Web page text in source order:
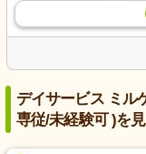
デイサービス ミル
専従/未経験可 )を